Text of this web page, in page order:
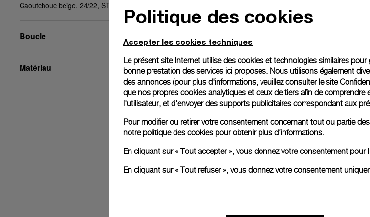
Caoutchouc beige, 24/22, STD
Boucle
Matériau
Politique des cookies
Accepter les cookies techniques
Le présent site Internet utilise des cookies et technologies similaires
bonne prestation des services ici proposes. Nous utilisons également
des annonces (pour plus d'informations, veuillez consulter lesite
que nos propres cookies analytiques et ceux de tiers afin de comprendre
l'utilisateur, et d'envoyer des supports publicitaires correspondant aux
Pour modifier ou retirer votre consentement concernant tout ou partie
notre politique des cookies pour obtenir plus d’informations.
En cliquant sur « Tout accepter », vous donnez votre consentement pour
En cliquant sur « Tout refuser », vous donnez votre consentement